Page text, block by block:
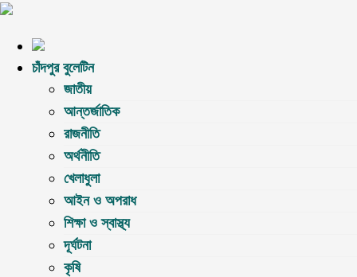
চাঁদপুর বুলেটিন
জাতীয়
আন্তর্জাতিক
রাজনীতি
অর্থনীতি
খেলাধুলা
আইন ও অপরাধ
শিক্ষা ও স্বাস্থ্য
দূর্ঘটনা
কৃষি